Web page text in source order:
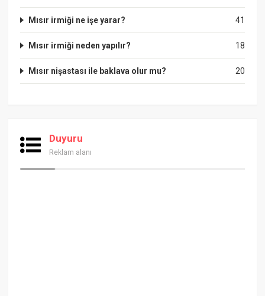
41
Mısır irmiği ne işe yarar?
18
Mısır irmiği neden yapılır?
20
Mısır nişastası ile baklava olur mu?
Duyuru
Reklam alanı